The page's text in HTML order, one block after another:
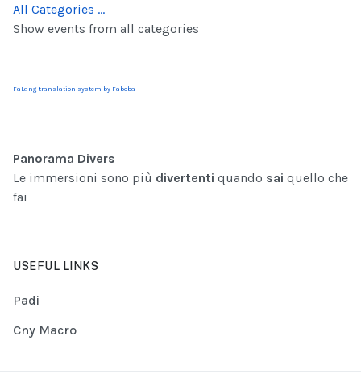
All Categories ...
Show events from all categories
FaLang translation system by Faboba
Panorama Divers
Le immersioni sono più divertenti quando sai quello che
fai
USEFUL LINKS
Padi
Cny Macro